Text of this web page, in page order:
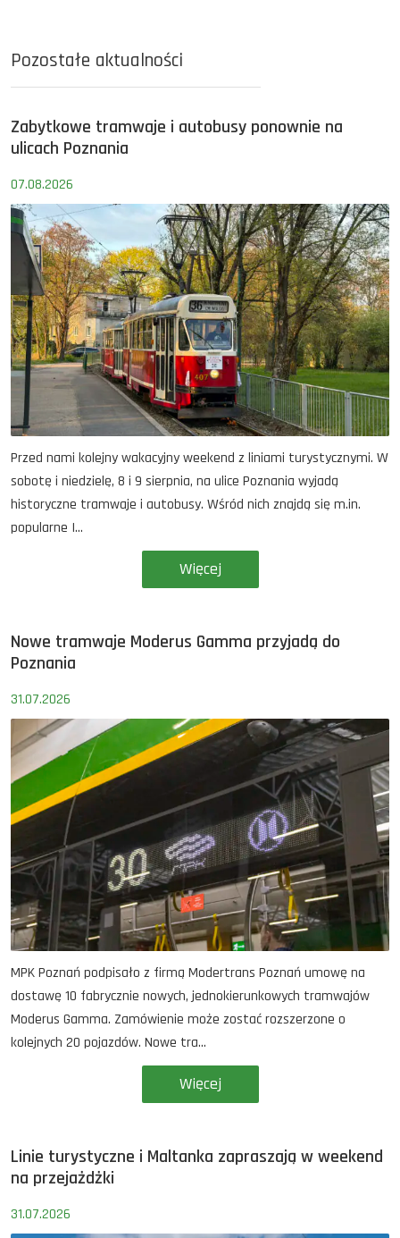
Pozostałe aktualności
Zabytkowe tramwaje i autobusy ponownie na
ulicach Poznania
07.08.2026
Przed nami kolejny wakacyjny weekend z liniami turystycznymi. W
sobotę i niedzielę, 8 i 9 sierpnia, na ulice Poznania wyjadą
historyczne tramwaje i autobusy. Wśród nich znajdą się m.in.
popularne I...
Więcej
Nowe tramwaje Moderus Gamma przyjadą do
Poznania
31.07.2026
MPK Poznań podpisało z firmą Modertrans Poznań umowę na
dostawę 10 fabrycznie nowych, jednokierunkowych tramwajów
Moderus Gamma. Zamówienie może zostać rozszerzone o
kolejnych 20 pojazdów. Nowe tra...
Więcej
Linie turystyczne i Maltanka zapraszają w weekend
na przejażdżki
31.07.2026